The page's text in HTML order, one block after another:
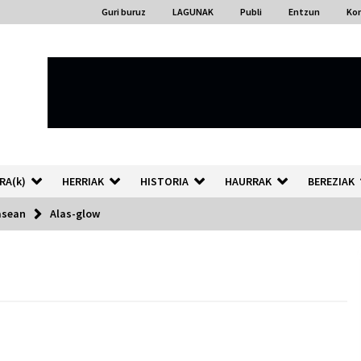
Guri buruz LAGUNAK Publi Entzun
HERRIAK HISTORIA HAURRAK BEREZIAK
Alas-glow